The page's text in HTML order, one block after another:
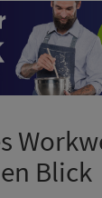
Blick